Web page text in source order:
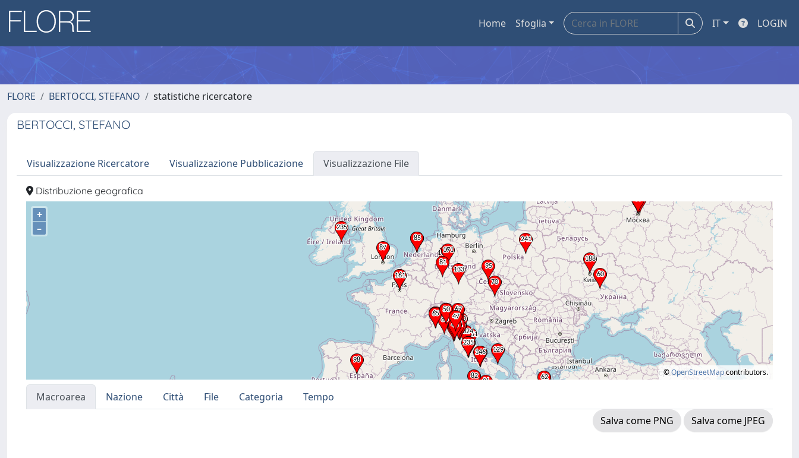
Home Sfoglia IT LOGIN
FLORE BERTOCCI, STEFANO statistiche ricercatore
BERTOCCI, STEFANO
Visualizzazione Ricercatore Visualizzazione Pubblicazione Visualizzazione File
Distribuzione geografica
+
–
©OpenStreetMapcontributors.
Macroarea Nazione Città File Categoria
Tempo
Salva come PNG
Salva come JPEG